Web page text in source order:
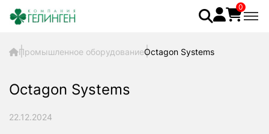
0
Промышленное оборудованиеOctagon Systems
Octagon Systems
22.12.2024